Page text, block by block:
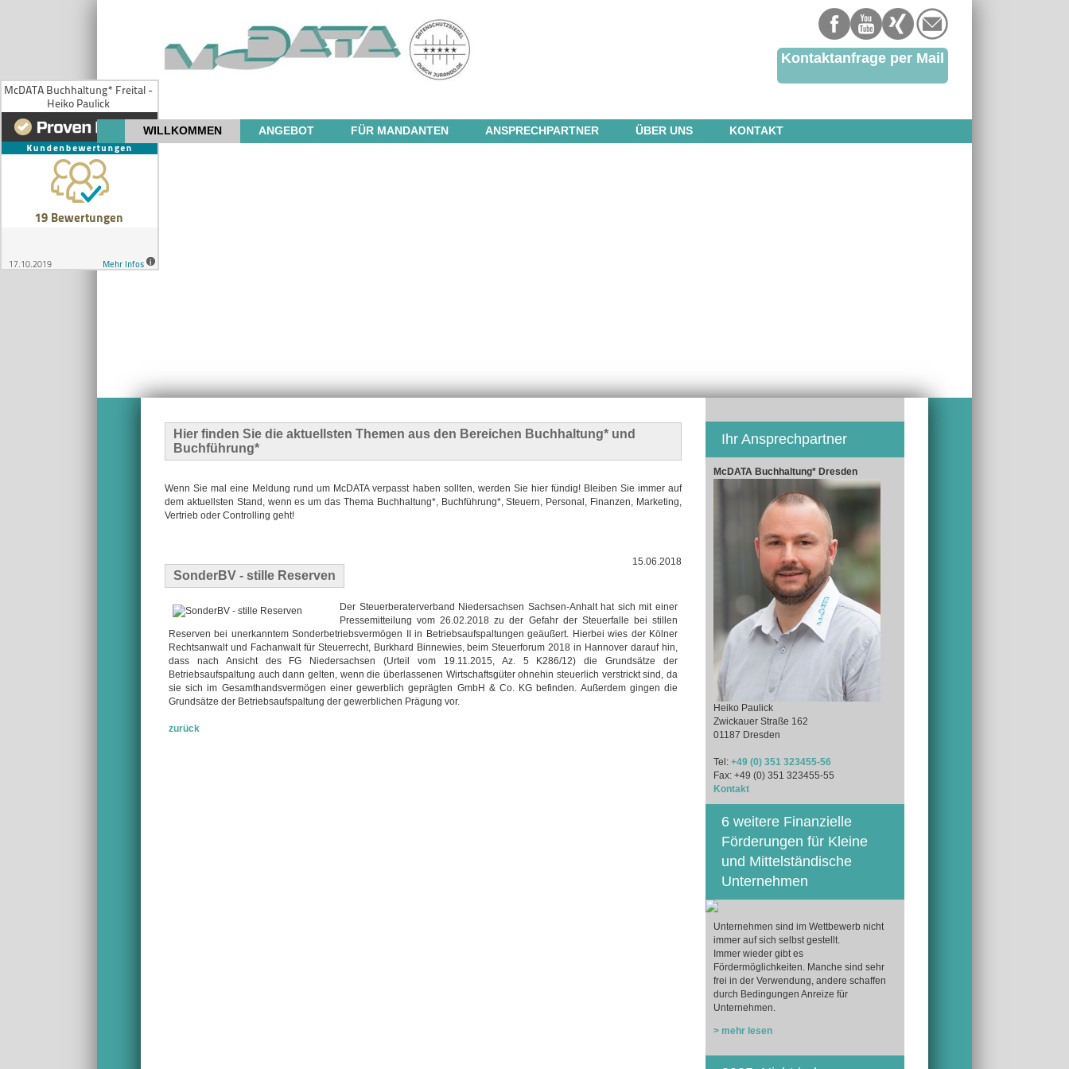
Kontaktanfrage per Mail
WILLKOMMEN ANGEBOT FÜR MANDANTEN ANSPRECHPARTNER ÜBER UNS KONTAKT
Hier finden Sie die aktuellsten Themen aus den Bereichen Buchhaltung* und
Buchführung*
Wenn Sie mal eine Meldung rund um McDATA verpasst haben sollten, werden Sie hier fündig! Bleiben Sie immer auf
dem aktuellsten Stand, wenn es um das Thema Buchhaltung*, Buchführung*, Steuern, Personal, Finanzen, Marketing,
Vertrieb oder Controlling geht!
SonderBV - stille Reserven
15.06.2018
Der Steuerberaterverband Niedersachsen Sachsen-Anhalt hat sich mit einer
Pressemitteilung vom 26.02.2018 zu der Gefahr der Steuerfalle bei stillen
Reserven bei unerkanntem Sonderbetriebsvermögen II in Betriebsaufspaltungen geäußert. Hierbei wies der Kölner
Rechtsanwalt und Fachanwalt für Steuerrecht, Burkhard Binnewies, beim Steuerforum 2018 in Hannover darauf hin,
dass nach Ansicht des FG Niedersachsen (Urteil vom 19.11.2015, Az. 5 K286/12) die Grundsätze der
Betriebsaufspaltung auch dann gelten, wenn die überlassenen Wirtschaftsgüter ohnehin steuerlich verstrickt sind, da
sie sich im Gesamthandsvermögen einer gewerblich geprägten GmbH & Co. KG befinden. Außerdem gingen die
Grundsätze der Betriebsaufspaltung der gewerblichen Prägung vor.
zurück
Ihr Ansprechpartner
McDATA Buchhaltung* Dresden
Heiko Paulick
Zwickauer Straße 162
01187 Dresden
Tel: +49 (0) 351 323455-56
Fax: +49 (0) 351 323455-55
Kontakt
6 weitere Finanzielle
Förderungen für Kleine
und Mittelständische
Unternehmen
Unternehmen sind im Wettbewerb nicht
immer auf sich selbst gestellt.
Immer wieder gibt es
Fördermöglichkeiten. Manche sind sehr
frei in der Verwendung, andere schaffen
durch Bedingungen Anreize für
Unternehmen.
> mehr lesen